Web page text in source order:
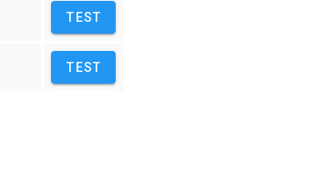
TEST
TEST